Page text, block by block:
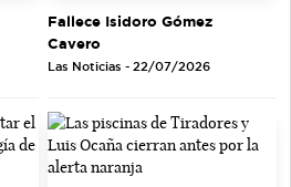
Fallece Isidoro Gómez
Cavero
Las Noticias - 22/07/2026